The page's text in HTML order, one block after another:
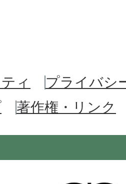
ィ
プライバシ
著作権・リンク